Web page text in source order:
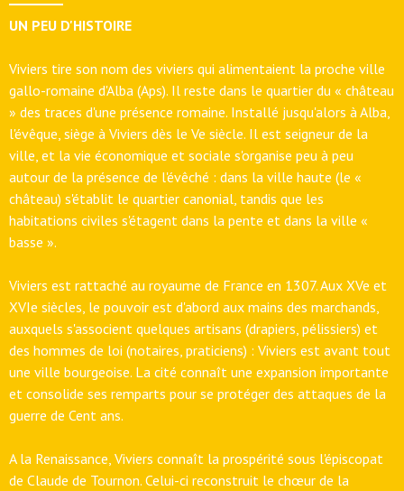
UN PEU D'HISTOIRE
Viviers tire son nom des viviers qui alimentaient la proche ville
gallo-romaine d'Alba (Aps). Il reste dans le quartier du « château
» des traces d'une présence romaine. Installé jusqu'alors à Alba,
l'évêque, siège à Viviers dès le Ve siècle. Il est seigneur de la
ville, et la vie économique et sociale s'organise peu à peu
autour de la présence de l'évêché : dans la ville haute (le «
château) s'établit le quartier canonial, tandis que les
habitations civiles s'étagent dans la pente et dans la ville «
basse ».
Viviers est rattaché au royaume de France en 1307. Aux XVe et
XVIe siècles, le pouvoir est d'abord aux mains des marchands,
auxquels s'associent quelques artisans (drapiers, pélissiers) et
des hommes de loi (notaires, praticiens) : Viviers est avant tout
une ville bourgeoise. La cité connaît une expansion importante
et consolide ses remparts pour se protéger des attaques de la
guerre de Cent ans.
A la Renaissance, Viviers connaît la prospérité sous l'épiscopat
de Claude de Tournon. Celui-ci reconstruit le chœur de la